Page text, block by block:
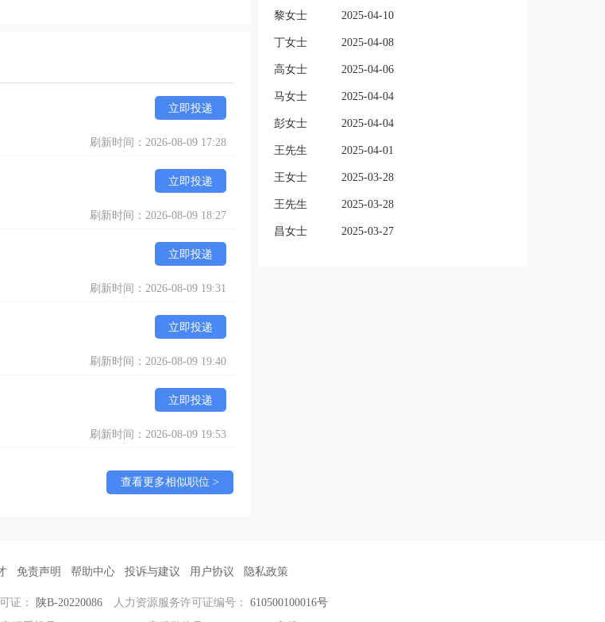
立即投递
刷新时间：2026-08-09 17:28
立即投递
刷新时间：2026-08-09 18:27
立即投递
刷新时间：2026-08-09 19:31
立即投递
刷新时间：2026-08-09 19:40
立即投递
刷新时间：2026-08-09 19:53
查看更多相似职位 >
黎女士 2025-04-10
丁女士 2025-04-08
高女士 2025-04-06
马女士 2025-04-04
彭女士 2025-04-04
王先生 2025-04-01
王女士 2025-03-28
王先生 2025-03-28
昌女士 2025-03-27
免责声明 帮助中心 投诉与建议 用户协议 隐私政策
证： 陕B-20220086 人力资源服务许可证编号： 610500100016号